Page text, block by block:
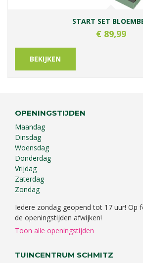
START SET
€ 89,99
BEKIJKEN
OPENINGSTIJDEN
Maandag
Dinsdag
Woensdag
Donderdag
Vrijdag
Zaterdag
Zondag
Iedere zondag geopend tot 17 uur! Op
de openingstijden afwijken!
Toon alle openingstijden
TUINCENTRUM SCHMITZ